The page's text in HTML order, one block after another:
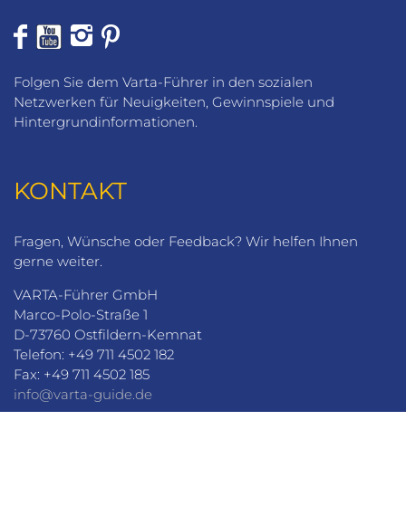
Folgen Sie dem Varta-Führer in den sozialen
Netzwerken für Neuigkeiten, Gewinnspiele und
Hintergrundinformationen.
KONTAKT
Fragen, Wünsche oder Feedback? Wir helfen Ihnen
gerne weiter.
VARTA-Führer GmbH
Marco-Polo-Straße 1
D-73760 Ostfildern-Kemnat
Telefon: +49 711 4502 182
Fax: +49 711 4502 185
info@varta-guide.de